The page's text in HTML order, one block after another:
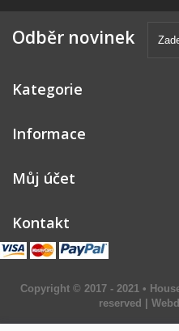
Odběr novinek
Kategorie
Informace
Můj účet
Kontakt
Copyright © 2017 - 2021 •
reserved |